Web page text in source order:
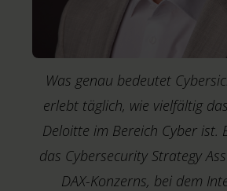
Was genau bedeutet
erlebt täglich, wie vielfältig
Deloitte im Bereich Cyber ist.
das Cybersecurity Strategy
DAX-Konzerns, bei dem